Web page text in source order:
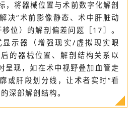
标［15-16］。手术导航技术还
学传感器、电磁探测器）追踪手
，将器械位置与术前数字化解剖
决“术前影像静态、术中肝脏动
位）的解剖偏差问题［17］。
示器（增强现实/虚拟现实眼
的器械位置、解剖结构关系以
呈现，如在术中视野叠加血管走
或肝段划分线，让术者实时“看